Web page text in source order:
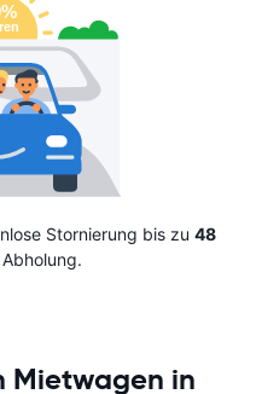
Stornierung bis zu 48
Mietwagen in